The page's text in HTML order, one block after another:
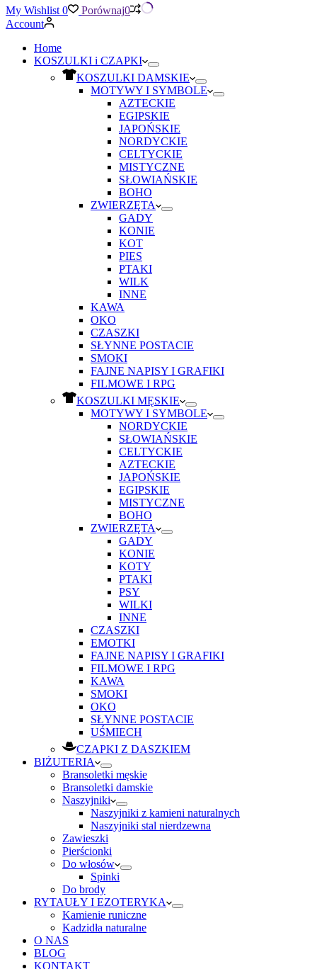
My Wishlist 0 Porównaj0
Account
Home
KOSZULKI i CZAPKI
KOSZULKI DAMSKIE
MOTYWY I SYMBOLE
AZTECKIE
EGIPSKIE
JAPOŃSKIE
NORDYCKIE
CELTYCKIE
MISTYCZNE
SŁOWIAŃSKIE
BOHO
ZWIERZĘTA
GADY
KONIE
KOT
PIES
PTAKI
WILK
INNE
KAWA
OKO
CZASZKI
SŁYNNE POSTACIE
SMOKI
FAJNE NAPISY I GRAFIKI
FILMOWE I RPG
KOSZULKI MĘSKIE
MOTYWY I SYMBOLE
NORDYCKIE
SŁOWIAŃSKIE
CELTYCKIE
AZTECKIE
JAPOŃSKIE
EGIPSKIE
MISTYCZNE
BOHO
ZWIERZĘTA
GADY
KONIE
KOTY
PTAKI
PSY
WILKI
INNE
CZASZKI
EMOTKI
FAJNE NAPISY I GRAFIKI
FILMOWE I RPG
KAWA
SMOKI
OKO
SŁYNNE POSTACIE
UŚMIECH
CZAPKI Z DASZKIEM
BIŻUTERIA
Bransoletki męskie
Bransoletki damskie
Naszyjniki
Naszyjniki z kamieni naturalnych
Naszyjniki stal nierdzewna
Zawieszki
Pierścionki
Do włosów
Spinki
Do brody
RYTAUŁY I EZOTERYKA
Kamienie runiczne
Kadzidła naturalne
O NAS
BLOG
KONTAKT